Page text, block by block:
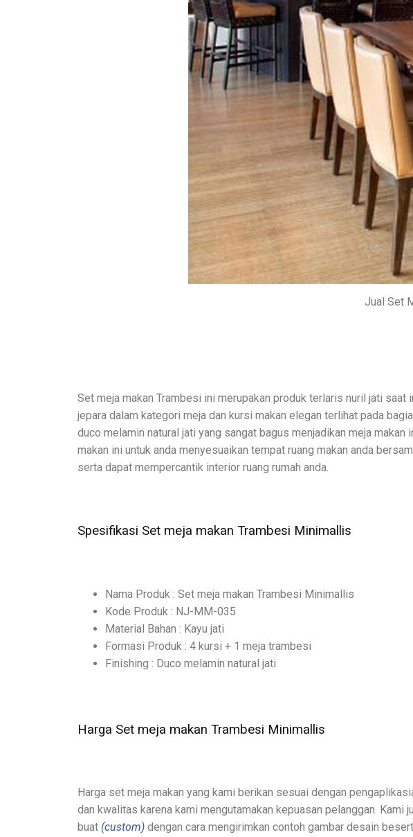
Jual Set
Set meja makan Trambesi ini merupakan produk terlaris nuril jati saat
jepara dalam kategori meja dan kursi makan elegan terlihat pada
duco melamin natural jati yang sangat bagus menjadikan meja
makan ini untuk anda menyesuaikan tempat ruang makan anda
serta dapat mempercantik interior ruang rumah anda.
Spesifikasi Set meja makan Trambesi Minimallis
Nama Produk : Set meja makan Trambesi Minimallis
Kode Produk : NJ-MM-035
Material Bahan : Kayu jati
Formasi Produk : 4 kursi + 1 meja trambesi
Finishing : Duco melamin natural jati
Harga Set meja makan Trambesi Minimallis
Harga set meja makan yang kami berikan sesuai dengan
dan kwalitas karena kami mengutamakan kepuasan pelanggan.
buat (custom) dengan cara mengirimkan contoh gambar desain